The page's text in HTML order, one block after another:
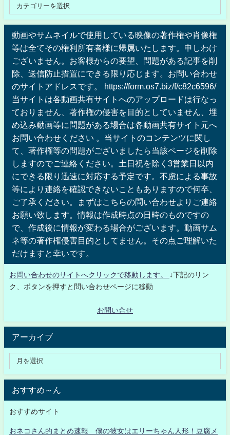
動画やサムネイルで使用している映像の著作権や肖像権
等は全てその権利所有者様に帰属いたします。申しわけ
ございません。お客様からの要望、問題がある記事を削
除、送信防止措置にできる限り応じます。お問い合わせ
のサイトアドレスです。 https://form.os7.biz/f/c82c6596/
当サイトは各動画共有サイトへのアップロードは行なっ
ておりません、著作権の侵害を目的としていません、埋
め込み動画等に問題がある場合は各動画共有サイト元へ
お問い合わせください 。当サイトのコンテンツに関し
て、著作権等の問題がございましたら当該ページを削除
しますのでご連絡ください。土日祝を除く3営業日以内
にできる限り迅速に対応する予定です。不慮による事故
等により連絡を確認できないこともありますので何卒、
ご了承ください。まずはこちらの問い合わせよりご連絡
お願い致します。情報は作成時点の日時のものですの
で、作成後に情報が変わる場合がございます。動画サム
ネ等の著作権侵害目的としてません。その点ご理解いた
だけますと幸いです。
お問い合わせのサイトへクリックで移動します。
↓下記のリン
ク、ボタンを押すと問い合わせページに移動
お問い合せ
アーカイブ
おすすめ～ん
おすすめサイト
おネコさん的まとめ速報 僕の彼女はエリーちゃん人形！豆腐メ